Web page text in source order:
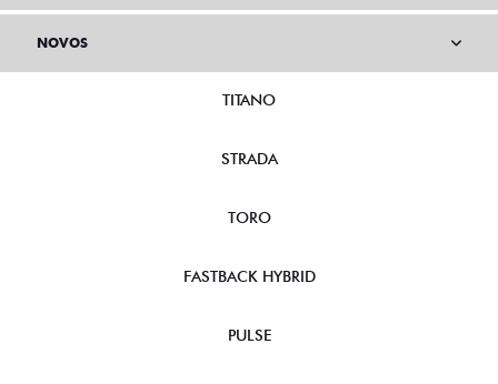
NOVOS
TITANO
STRADA
TORO
FASTBACK HYBRID
PULSE